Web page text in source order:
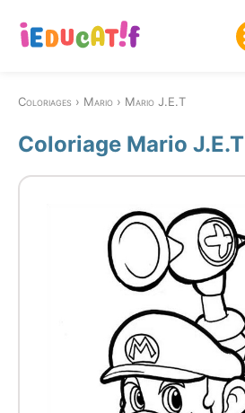
Coloriages Mario Mario J.E.T
Coloriage Mario J.E.T